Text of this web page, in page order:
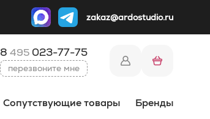
zakaz@ardostudio.ru
8 495 023-77-75
перезвоните мне
Сопутствующие товары Бренды